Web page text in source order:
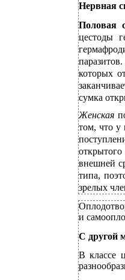
Нервная
Половая
цестоды
которых
сумка
Женская
том, что у
открытого
внешней
типа,
зрелых
и
С другой
В классе